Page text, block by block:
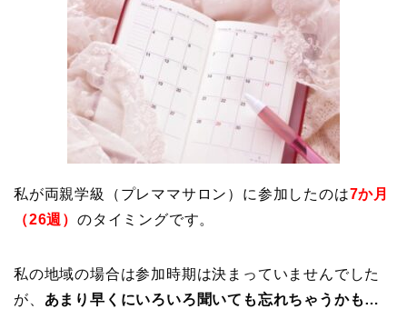
私が両親学級（プレママサロン）に参加したのは7か月
（26週） のタイミングです。
私の地域の場合は参加時期は決まっていませんでした
が、 あまり早くにいろいろ聞いても忘れちゃうかも…